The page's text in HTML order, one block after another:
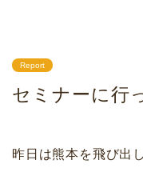
Report
セミナーに行
昨日は熊本を飛び出